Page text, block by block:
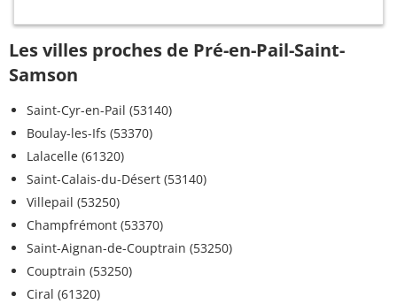
Les villes proches de Pré-en-Pail-Saint-
Samson
Saint-Cyr-en-Pail (53140)
Boulay-les-Ifs (53370)
Lalacelle (61320)
Saint-Calais-du-Désert (53140)
Villepail (53250)
Champfrémont (53370)
Saint-Aignan-de-Couptrain (53250)
Couptrain (53250)
Ciral (61320)